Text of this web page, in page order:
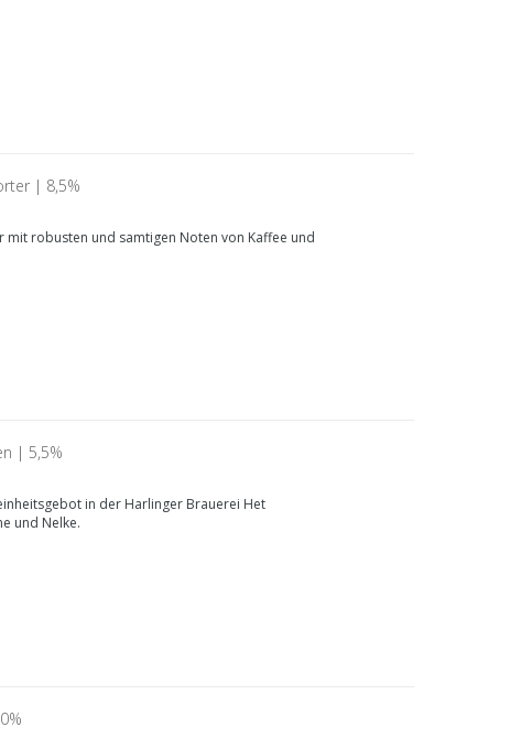
| 8,5%
mit robusten und samtigen Noten von Kaffee und
| 5,5%
in der Harlinger Brauerei Het
und Nelke.